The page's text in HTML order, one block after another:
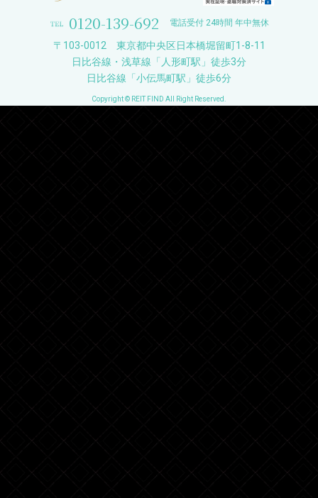
0120-139-692 電話受付 24時間 年中無休
〒103-0012 東京都中央区日本橋堀留町1-8-11
日比谷線・浅草線「人形町駅」徒歩3分
日比谷線「小伝馬町駅」徒歩6分
Copyright © REIT FIND All Right Reserved.